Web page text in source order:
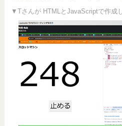
▼Tさんが HTMLとJavaScriptで作成